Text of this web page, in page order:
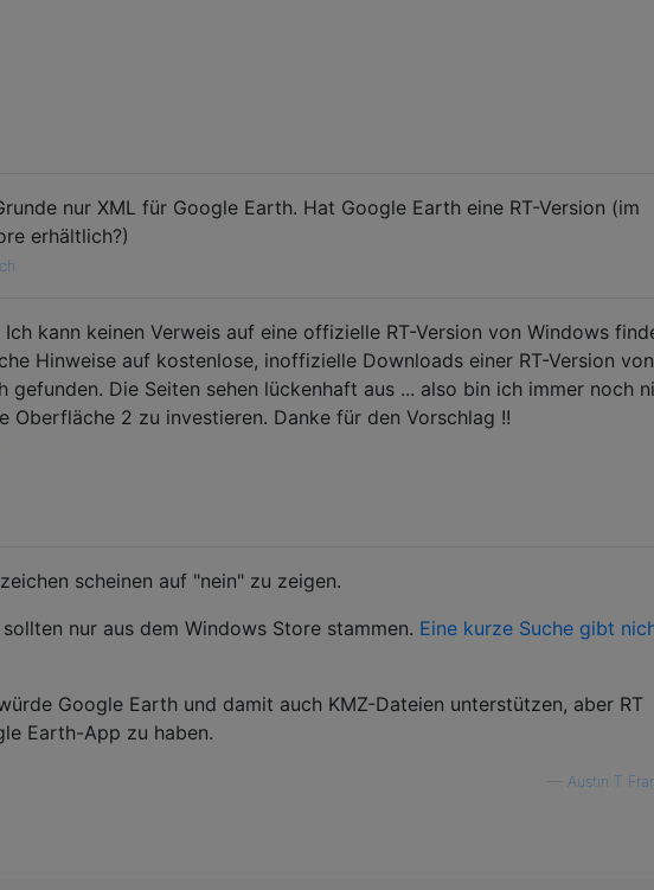
nur XML für Google Earth. Hat Google Earth eine RT-Version (im
erhältlich?)
Ich kann keinen Verweis auf eine offizielle RT-Version von Windows
Hinweise auf kostenlose, inoffizielle Downloads einer RT-Version von
gefunden. Die Seiten sehen lückenhaft aus ... also bin ich immer noch
Oberfläche 2 zu investieren. Danke für den Vorschlag !!
scheinen auf "nein" zu zeigen.
nur aus dem Windows Store stammen. Eine kurze Suche gibt
Google Earth und damit auch KMZ-Dateien unterstützen, aber RT
Earth-App zu haben.
Austin T